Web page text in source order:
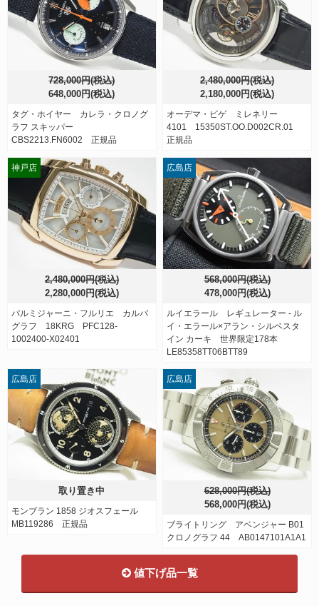
728,000円(税込)
648,000円(税込)
タグ・ホイヤー カレラ・クロノグ
ラフ スキッパー
CBS2213.FN6002 正規品
2,480,000円(税込)
2,180,000円(税込)
オーデマ・ピゲ ミレネリー
4101 15350ST.OO.D002CR.01
正規品
2,480,000円(税込)
2,280,000円(税込)
パルミジャーニ・フルリエ カルパ
グラフ 18KRG PFC128-
1002400-X02401
神戸店
568,000円(税込)
478,000円(税込)
ルイエラール レギュレーター - ル
イ・エラール×アラン・シルベスタ
イン カーキ 世界限定178本
LE85358TT06BTT89
広島店
取り置き中
モンブラン 1858 ジオスフェール
MB119286 正規品
広島店
628,000円(税込)
568,000円(税込)
ブライトリング アベンジャー B01
クロノグラフ 44 AB0147101A1A1
広島店
値下げ品一覧